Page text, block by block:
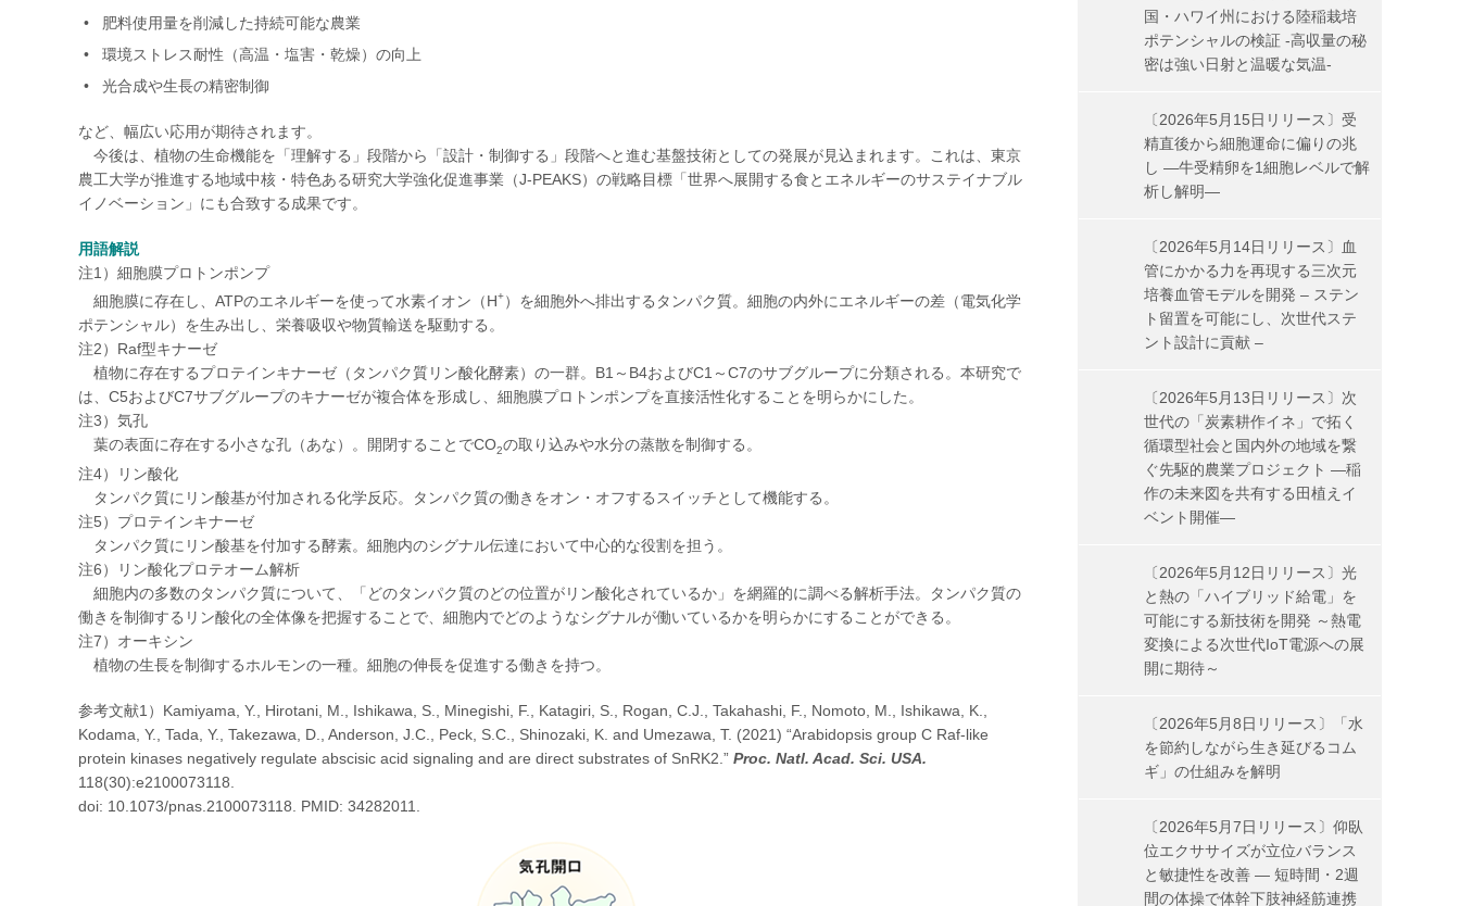
肥料使用量を削減した持続可能な農業
環境ストレス耐性（高温・塩害・乾燥）の向上
光合成や生長の精密制御
など、幅広い応用が期待されます。
今後は、植物の生命機能を「理解する」段階から「設計・制御する」段階へと進む基盤技術としての発展が見込まれます。これは、東京
農工大学が推進する地域中核・特色ある研究大学強化促進事業（J-PEAKS）の戦略目標「世界へ展開する食とエネルギーのサステイナブル
イノベーション」にも合致する成果です。
用語解説
注1）細胞膜プロトンポンプ
細胞膜に存在し、ATPのエネルギーを使って水素イオン（H+）を細胞外へ排出するタンパク質。細胞の内外にエネルギーの差（電気化学
ポテンシャル）を生み出し、栄養吸収や物質輸送を駆動する。
注2）Raf型キナーゼ
植物に存在するプロテインキナーゼ（タンパク質リン酸化酵素）の一群。B1～B4およびC1～C7のサブグループに分類される。本研究で
は、C5およびC7サブグループのキナーゼが複合体を形成し、細胞膜プロトンポンプを直接活性化することを明らかにした。
注3）気孔
葉の表面に存在する小さな孔（あな）。開閉することでCO2の取り込みや水分の蒸散を制御する。
注4）リン酸化
タンパク質にリン酸基が付加される化学反応。タンパク質の働きをオン・オフするスイッチとして機能する。
注5）プロテインキナーゼ
タンパク質にリン酸基を付加する酵素。細胞内のシグナル伝達において中心的な役割を担う。
注6）リン酸化プロテオーム解析
細胞内の多数のタンパク質について、「どのタンパク質のどの位置がリン酸化されているか」を網羅的に調べる解析手法。タンパク質の
働きを制御するリン酸化の全体像を把握することで、細胞内でどのようなシグナルが働いているかを明らかにすることができる。
注7）オーキシン
植物の生長を制御するホルモンの一種。細胞の伸長を促進する働きを持つ。
参考文献1）Kamiyama, Y., Hirotani, M., Ishikawa, S., Minegishi, F., Katagiri, S., Rogan, C.J., Takahashi, F., Nomoto, M., Ishikawa, K.,
Kodama, Y., Tada, Y., Takezawa, D., Anderson, J.C., Peck, S.C., Shinozaki, K. and Umezawa, T. (2021) “Arabidopsis group C Raf-like
protein kinases negatively regulate abscisic acid signaling and are direct substrates of SnRK2.” Proc. Natl. Acad. Sci. USA.
118(30):e2100073118.
doi: 10.1073/pnas.2100073118. PMID: 34282011.
国・ハワイ州における陸稲栽培
ポテンシャルの検証 -高収量の秘
密は強い日射と温暖な気温-
〔2026年5月15日リリース〕受
精直後から細胞運命に偏りの兆
し ―牛受精卵を1細胞レベルで解
析し解明―
〔2026年5月14日リリース〕血
管にかかる力を再現する三次元
培養血管モデルを開発 – ステン
ト留置を可能にし、次世代ステ
ント設計に貢献 –
〔2026年5月13日リリース〕次
世代の「炭素耕作イネ」で拓く
循環型社会と国内外の地域を繋
ぐ先駆的農業プロジェクト ―稲
作の未来図を共有する田植えイ
ベント開催―
〔2026年5月12日リリース〕光
と熱の「ハイブリッド給電」を
可能にする新技術を開発 ～熱電
変換による次世代IoT電源への展
開に期待～
〔2026年5月8日リリース〕「水
を節約しながら生き延びるコム
ギ」の仕組みを解明
〔2026年5月7日リリース〕仰臥
位エクササイズが立位バランス
と敏捷性を改善 ― 短時間・2週
間の体操で体幹下肢神経筋連携